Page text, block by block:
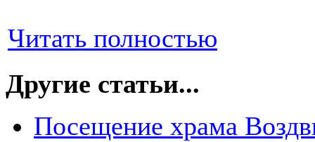
Читать полностью
Другие статьи...
Посещение храма